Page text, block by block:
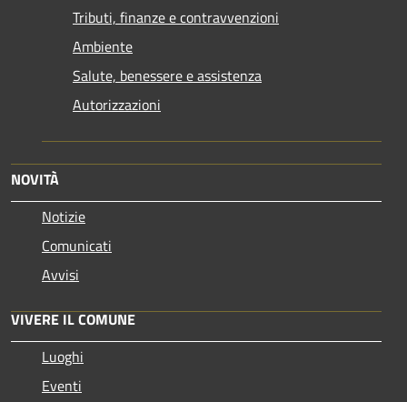
Tributi, finanze e contravvenzioni
Ambiente
Salute, benessere e assistenza
Autorizzazioni
NOVITÀ
Notizie
Comunicati
Avvisi
VIVERE IL COMUNE
Luoghi
Eventi